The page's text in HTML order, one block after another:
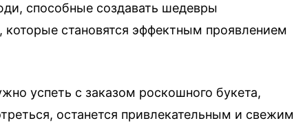
способные создавать шедевры
которые становятся эффектным проявлением
успеть с заказом роскошного букета,
останется привлекательным и свежим